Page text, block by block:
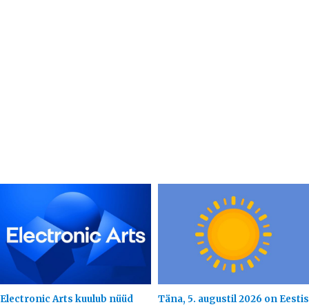
Electronic Arts kuulub nüüd
Täna, 5. augustil 2026 on Eestis